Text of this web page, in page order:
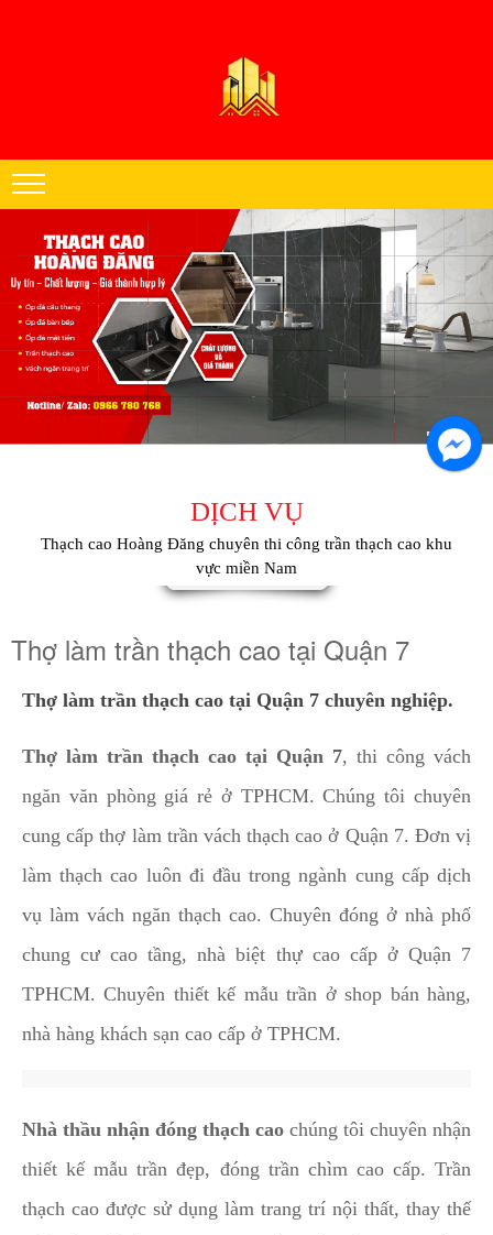
Nam
DỊCH VỤ
Thạch cao Hoàng Đăng chuyên thi công trần thạch cao khu
vực miền Nam
Thợ làm trần thạch cao tại Quận 7
Thợ làm trần thạch cao tại Quận 7 chuyên nghiệp.
Thợ làm trần thạch cao tại Quận 7, thi công vách
ngăn văn phòng giá rẻ ở TPHCM. Chúng tôi chuyên
cung cấp thợ làm trần vách thạch cao ở Quận 7. Đơn vị
làm thạch cao luôn đi đầu trong ngành cung cấp dịch
vụ làm vách ngăn thạch cao. Chuyên đóng ở nhà phố
chung cư cao tầng, nhà biệt thự cao cấp ở Quận 7
TPHCM. Chuyên thiết kế mẫu trần ở shop bán hàng,
nhà hàng khách sạn cao cấp ở TPHCM.
Nhà thầu nhận đóng thạch cao chúng tôi chuyên nhận
thiết kế mẫu trần đẹp, đóng trần chìm cao cấp. Trần
thạch cao được sử dụng làm trang trí nội thất, thay thế